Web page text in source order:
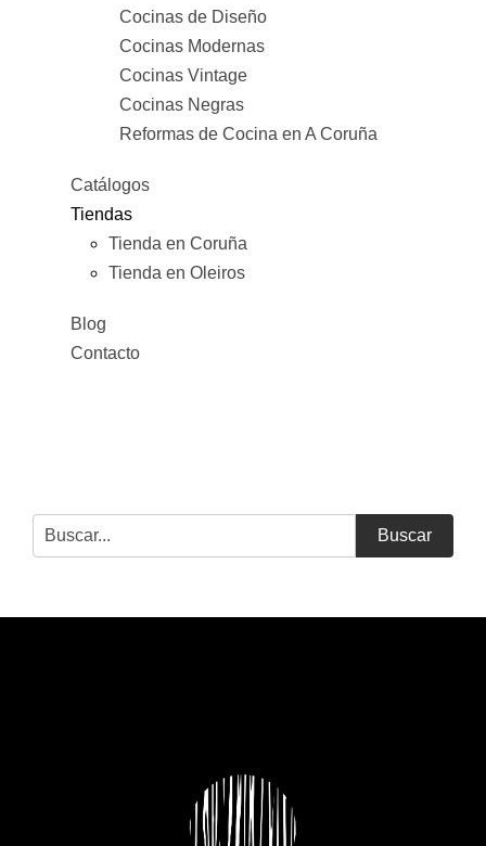
Cocinas de Diseño
Cocinas Modernas
Cocinas Vintage
Cocinas Negras
Reformas de Cocina en A Coruña
Catálogos
Tiendas
Tienda en Coruña
Tienda en Oleiros
Blog
Contacto
Buscar